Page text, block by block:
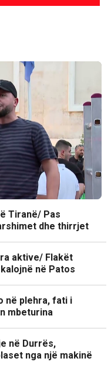
Tiranë/ Pas
dhe thirrjet
aktive/ Flakët
në Patos
në plehra, fati i
mbeturina
në Durrës,
nga një makinë